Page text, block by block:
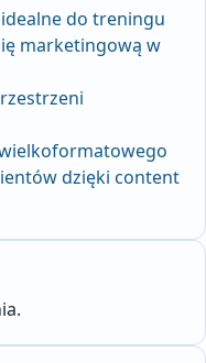
do treningu
marketingową w
dzięki content